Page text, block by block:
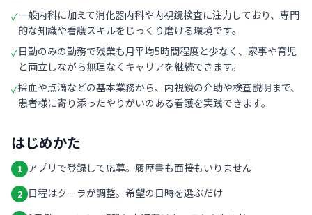
✓一般内科に加えて消化器内科や内視鏡検査に注力しており、専門
的な知識や看護スキルをじっくり磨ける環境です。
✓日勤のみの勤務で残業も月平均5時間程度と少なく、家事や育児
と両立しながら無理なくキャリアを継続できます。
✓採血や点滴などの基本業務から、内視鏡の介助や検査説明まで、
患者様に寄り添ったやりがいのある看護を実践できます。
はじめかた
1 アプリで登録して応募。履歴書も面接もいりません
2 日程はクーラが調整。希望の日時を選ぶだけ